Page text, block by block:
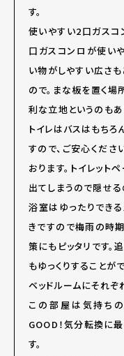
す。
使いやすい2口ガスコ
口ガスコンロが使い
い物がしやすい広さも
ので。まな板を置く
利な立地というのもあ
トイレはバスはもちろ
すので、ご安心くださ
おります。トイレッ
出てしまうので隠せる
浴室はゆったりでき
きですので梅雨の時
策にもピッタリです。
もゆっくりすることが
ベッドルームにそれぞ
この部屋は気持ち
GOOD！気分転換に
す。